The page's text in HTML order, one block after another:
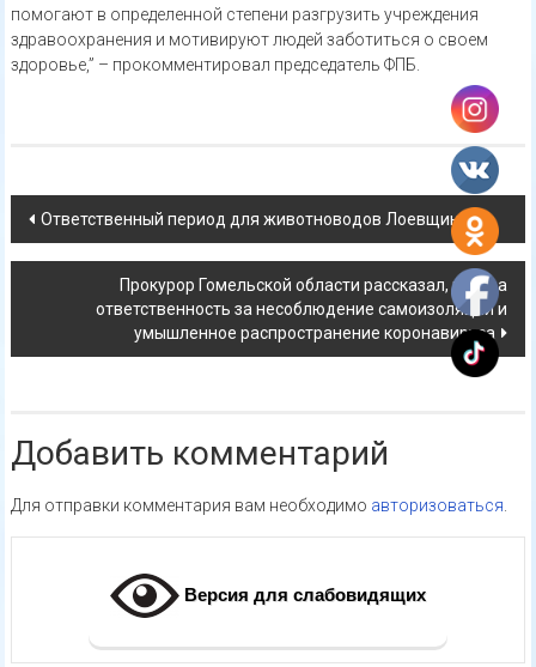
помогают в определенной степени разгрузить учреждения
здравоохранения и мотивируют людей заботиться о своем
здоровье,” – прокомментировал председатель ФПБ.
Навигация
по
записям
Ответственный период для животноводов Лоевщины
Прокурор Гомельской области рассказал, какова
ответственность за несоблюдение самоизоляции и
умышленное распространение коронавируса
Добавить комментарий
Для отправки комментария вам необходимо авторизоваться
Версия для слабовидящих